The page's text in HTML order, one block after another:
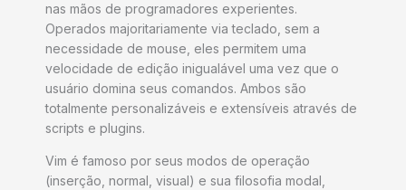
nas mãos de programadores experientes.
Operados majoritariamente via teclado, sem a
necessidade de mouse, eles permitem uma
velocidade de edição inigualável uma vez que o
usuário domina seus comandos. Ambos são
totalmente personalizáveis e extensíveis através de
scripts e plugins.
Vim é famoso por seus modos de operação
(inserção, normal, visual) e sua filosofia modal,